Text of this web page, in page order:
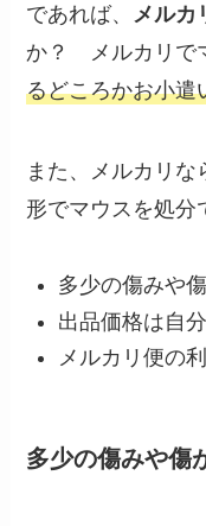
であれば、
メルカ
か？ メルカリで
るどころかお小遣
また、メルカリ
形でマウスを処分
多少の傷みや
出品価格は自
メルカリ便の
多少の傷みや傷